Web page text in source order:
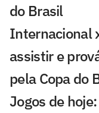
do Brasil
Internacional
assistir e
pela Copa do
Jogos de